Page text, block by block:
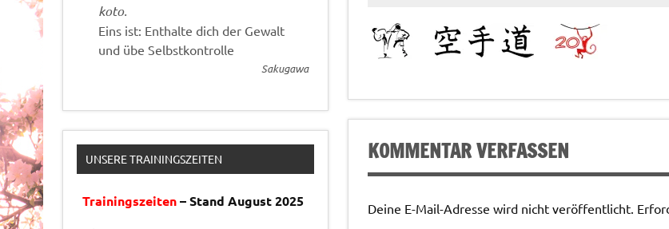
KOMMENTAR VERFASSEN
Deine E-Mail-Adresse wird nicht veröffentlicht.
koto.
Eins ist: Enthalte dich der Gewalt
und übe Selbstkontrolle
Sakugawa
UNSERE TRAININGSZEITEN
Trainingszeiten– Stand August 2025